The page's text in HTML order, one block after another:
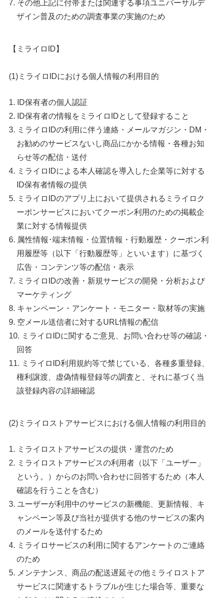
その他上記に付帯または関連する事項ユニバーサルデ
ザイン普及のための調査事業の実施のため
【ミライロID】
(1)ミライロIDにおける個人情報の利用目的
ID保有者の個人認証
ID保有者の情報をミライロIDとして登録すること
ミライロIDの利用に伴う連絡・メールマガジン・DM・
お勧めのサービスないし商品にかかる情報・各種お知
らせ等の配信・送付
ミライロIDによる本人確認を導入した企業等に対する
ID保有者情報の提供
ミライロIDのアプリ上において提供されるミライロク
ーポンサービスにおいてクーポン利用のための掲載企
業に対する情報提供
属性情報･端末情報・位置情報・行動履歴・クーポン利
用履歴等（以下「行動履歴等」といいます）に基づく
広告・コンテンツ等の配信・表示
ミライロIDの改善・新規サービスの開発・分析および
マーケティング
キャンペーン・アンケート・モニター・取材等の実施
空メール送信者に対するURL情報の配信
ミライロIDに関するご意見、お問い合わせ等の確認・
回答
ミライロID利用規約等で禁じている、各種多重登録、
権利譲渡、虚偽情報登録等の調査と、それに基づく当
該登録内容の詳細確認
(2)ミライロストアサービスにおける個人情報の利用目的
ミライロストアサービスの提供・運営のため
ミライロストアサービスの利用者（以下「ユーザー」
という。）からのお問い合わせに回答するため（本人
確認を行うことを含む）
ユーザーが利用中のサービスの新機能、更新情報、キ
ャンペーン等及び当社が提供する他のサービスの案内
のメールを送付するため
ミライロサービスの利用に関するアンケートのご連絡
のため
メンテナンス、商品の配送遅延その他ミライロストア
サービスに関連するトラブルが生じた場合等、重要な